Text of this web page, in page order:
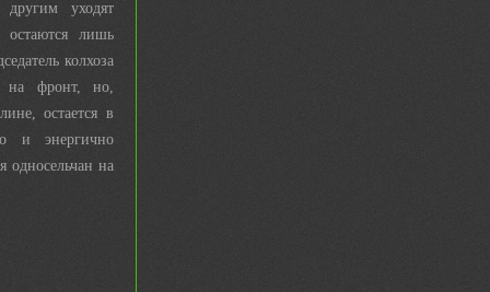
уходят
лишь
колхоза
на фронт, но,
остается в
и энергично
односельчан на